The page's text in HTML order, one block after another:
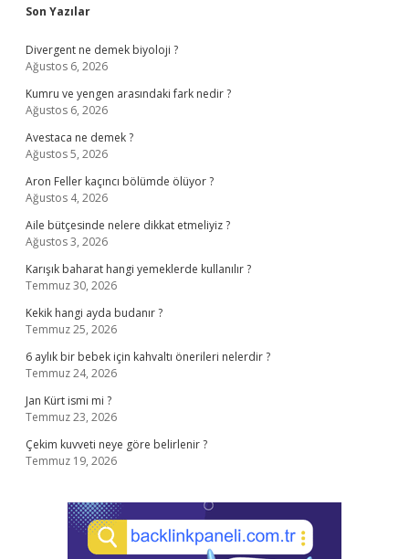
Sidebar
Son Yazılar
Divergent ne demek biyoloji ?
Ağustos 6, 2026
Kumru ve yengen arasındaki fark nedir ?
Ağustos 6, 2026
Avestaca ne demek ?
Ağustos 5, 2026
Aron Feller kaçıncı bölümde ölüyor ?
Ağustos 4, 2026
Aile bütçesinde nelere dikkat etmeliyiz ?
Ağustos 3, 2026
Karışık baharat hangi yemeklerde kullanılır ?
Temmuz 30, 2026
Kekik hangi ayda budanır ?
Temmuz 25, 2026
6 aylık bir bebek için kahvaltı önerileri nelerdir ?
Temmuz 24, 2026
Jan Kürt ismi mi ?
Temmuz 23, 2026
Çekim kuvveti neye göre belirlenir ?
Temmuz 19, 2026